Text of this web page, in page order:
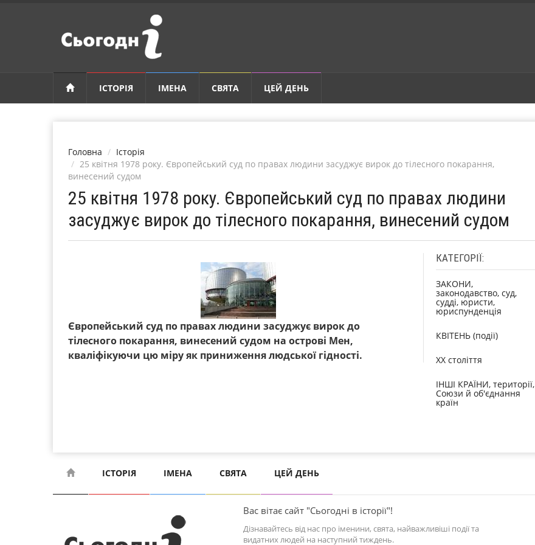
ІСТОРІЯ ІМЕНА СВЯТА ЦЕЙ ДЕНЬ
Головна
Історія
25 квітня 1978 року. Європейський суд по правах людини засуджує вирок до тілесного покарання,
винесений судом
25 квітня 1978 року. Європейський суд по правах людини
засуджує вирок до тілесного покарання, винесений судом
Європейський суд по правах людини засуджує вирок до
тілесного покарання, винесений судом на острові Мен,
кваліфікуючи цю міру як приниження людської гідності.
КАТЕГОРІЇ:
ЗАКОНИ,
законодавство, суд,
судді, юристи,
юриспунденція
КВІТЕНЬ (події)
XX століття
ІНШІ КРАЇНИ, території,
Союзи й об'єднання
країн
ІСТОРІЯ ІМЕНА СВЯТА ЦЕЙ ДЕНЬ
Вас вітає сайт "Сьогодні в історії"!
Дізнавайтесь від нас про іменини, свята, найважливіші події та
видатних людей на наступний тиждень.